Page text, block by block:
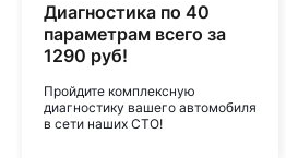
Диагностика по 40
параметрам всего за
1290 руб!
Пройдите комплексную
диагностику вашего автомобиля
в сети наших СТО!